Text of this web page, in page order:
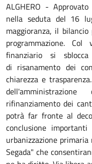
ALGHERO -
nella seduta del 16
maggioranza, il
programmazione.
finanziario si
di risanamento dei
chiarezza e
rifinanziamento dei
potrà far fronte al
conclusione
urbanizzazione
Segada" che